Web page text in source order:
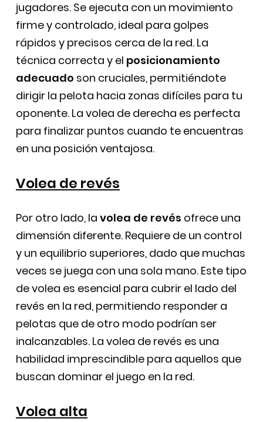
jugadores. Se ejecuta con un movimiento
firme y controlado, ideal para golpes
rápidos y precisos cerca de la red. La
técnica correcta y el posicionamiento
adecuado son cruciales, permitiéndote
dirigir la pelota hacia zonas difíciles para tu
oponente. La volea de derecha es perfecta
para finalizar puntos cuando te encuentras
en una posición ventajosa.
Volea de revés
Por otro lado, la volea de revés ofrece una
dimensión diferente. Requiere de un control
y un equilibrio superiores, dado que muchas
veces se juega con una sola mano. Este tipo
de volea es esencial para cubrir el lado del
revés en la red, permitiendo responder a
pelotas que de otro modo podrían ser
inalcanzables. La volea de revés es una
habilidad imprescindible para aquellos que
buscan dominar el juego en la red.
Volea alta